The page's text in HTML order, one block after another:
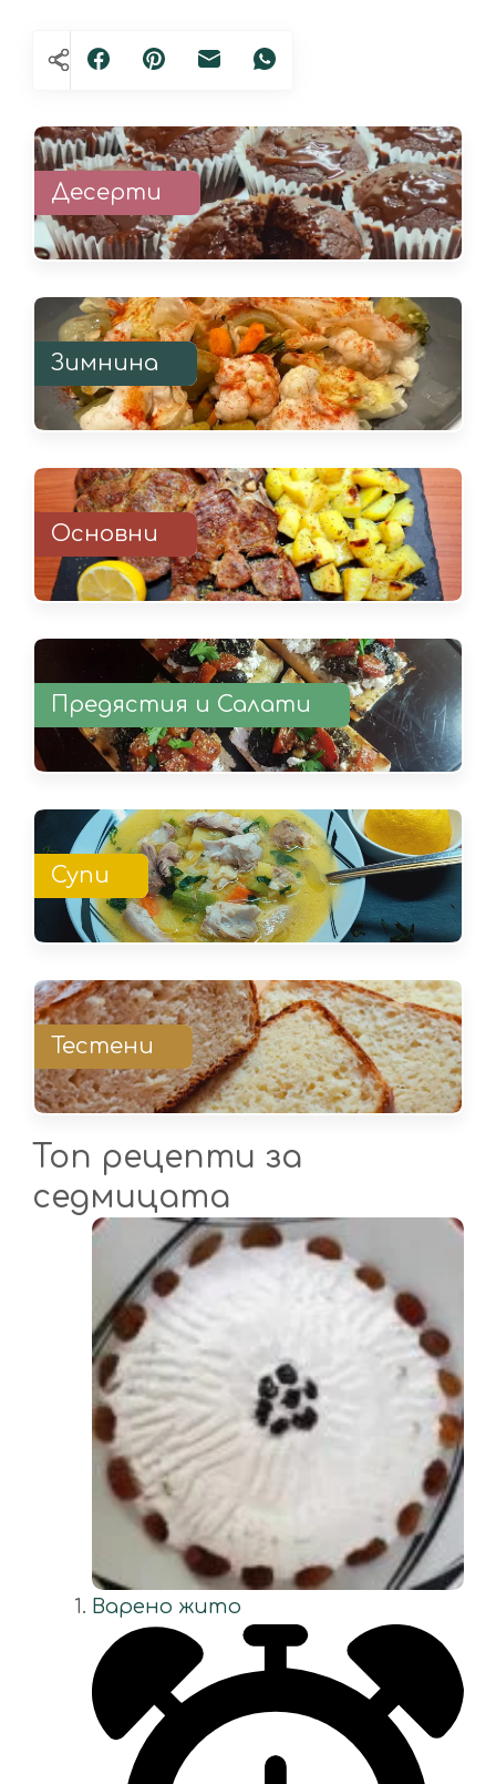
Десерти
Зимнина
Основни
Предястия и Салати
Супи
Тестени
Топ рецепти за
седмицата
Варено жито